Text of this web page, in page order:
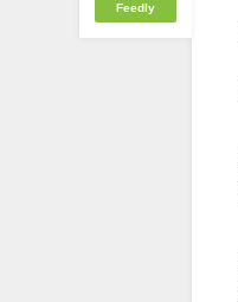
Feedly